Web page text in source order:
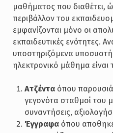
μαθήματος που διαθέτει,
περιβάλλον του
εμφανίζονται μόνο οι
εκπαιδευτικές ενότητες.
υποστηριζόμενα
ηλεκτρονικό μάθημα είναι
Ατζένταόπου
γεγονότα σταθμοί του
συναντήσεις,
Έγγραφαόπου